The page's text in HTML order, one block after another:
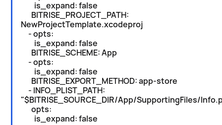
is_expand: false
BITRISE_PROJECT_PATH:
NewProjectTemplate.xcodeproj
- opts:
is_expand: false
BITRISE_SCHEME: App
- opts:
is_expand: false
BITRISE_EXPORT_METHOD: app-store
- INFO_PLIST_PATH:
"$BITRISE_SOURCE_DIR/App/SupportingFiles/
opts:
is_expand: false